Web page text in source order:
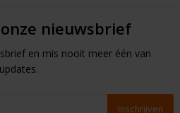
nieuwsbrief
en mis nooit meer één van